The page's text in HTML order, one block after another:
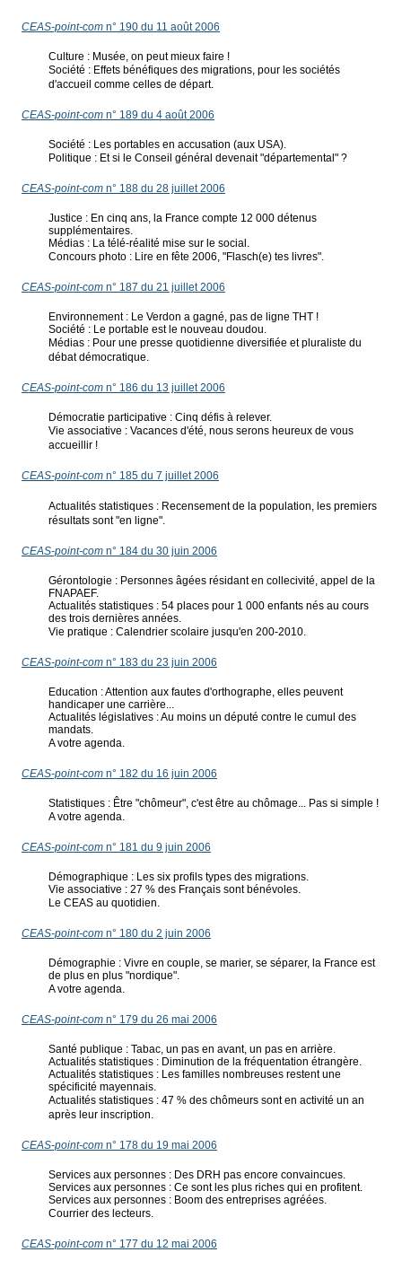
CEAS-point-comn° 190 du 11 août 2006
Culture : Musée, on peut mieux faire !
Société : Effets bénéfiques des migrations, pour les sociétés
d'accueil comme celles de départ.
CEAS-point-comn° 189 du 4 août 2006
Société : Les portables en accusation (aux USA).
Politique : Et si le Conseil général devenait "départemental" ?
CEAS-point-comn° 188 du 28 juillet 2006
Justice : En cinq ans, la France compte 12 000 détenus
supplémentaires.
Médias : La télé-réalité mise sur le social.
Concours photo : Lire en fête 2006, "Flasch(e) tes livres".
CEAS-point-comn° 187 du 21 juillet 2006
Environnement : Le Verdon a gagné, pas de ligne THT !
Société : Le portable est le nouveau doudou.
Médias : Pour une presse quotidienne diversifiée et pluraliste du
débat démocratique.
CEAS-point-comn° 186 du 13 juillet 2006
Démocratie participative : Cinq défis à relever.
Vie associative : Vacances d'été, nous serons heureux de vous
accueillir !
CEAS-point-comn° 185 du 7 juillet 2006
Actualités statistiques : Recensement de la population, les premiers
résultats sont "en ligne".
CEAS-point-comn° 184 du 30 juin 2006
Gérontologie : Personnes âgées résidant en collecivité, appel de la
FNAPAEF.
Actualités statistiques : 54 places pour 1 000 enfants nés au cours
des trois dernières années.
Vie pratique : Calendrier scolaire jusqu'en 200-2010.
CEAS-point-comn° 183 du 23 juin 2006
Education : Attention aux fautes d'orthographe, elles peuvent
handicaper une carrière...
Actualités législatives : Au moins un député contre le cumul des
mandats.
A votre agenda.
CEAS-point-comn° 182 du 16 juin 2006
Statistiques : Être "chômeur", c'est être au chômage... Pas si simple !
A votre agenda.
CEAS-point-comn° 181 du 9 juin 2006
Démographique : Les six profils types des migrations.
Vie associative : 27 % des Français sont bénévoles.
Le CEAS au quotidien.
CEAS-point-comn° 180 du 2 juin 2006
Démographie : Vivre en couple, se marier, se séparer, la France est
de plus en plus "nordique".
A votre agenda.
CEAS-point-comn° 179 du 26 mai 2006
Santé publique : Tabac, un pas en avant, un pas en arrière.
Actualités statistiques : Diminution de la fréquentation étrangère.
Actualités statistiques : Les familles nombreuses restent une
spécificité mayennais.
Actualités statistiques : 47 % des chômeurs sont en activité un an
après leur inscription.
CEAS-point-comn° 178 du 19 mai 2006
Services aux personnes : Des DRH pas encore convaincues.
Services aux personnes : Ce sont les plus riches qui en profitent.
Services aux personnes : Boom des entreprises agréées.
Courrier des lecteurs.
CEAS-point-comn° 177 du 12 mai 2006